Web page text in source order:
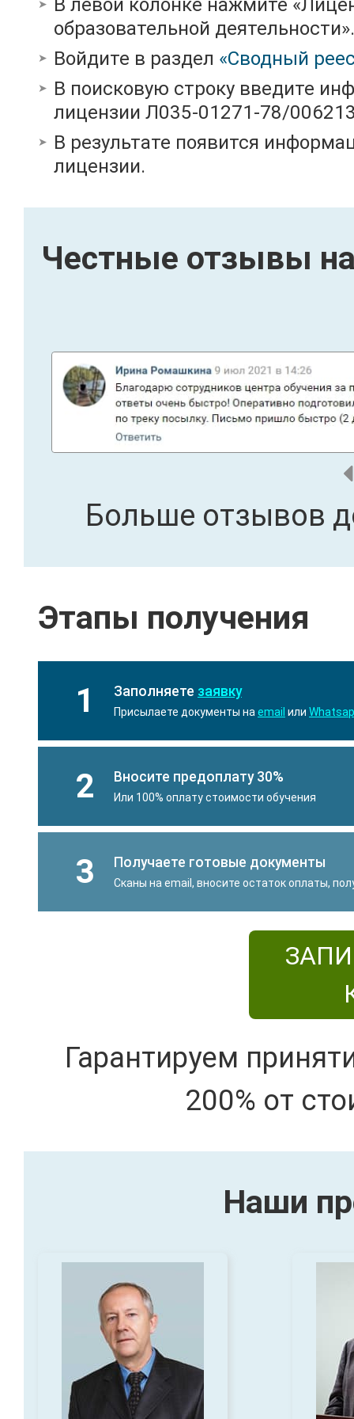
В левой колонке нажмите
образовательной деятельности».
Войдите в раздел «Сводный
В поисковую строку введите
лицензии Л035-01271-78/
В результате появится
лицензии.
Честные отзывы
Больше отзывов
Этапы получения
1 Заполняете заявку
Присылаете документы на email или
2 Вносите предоплату 30%
Или 100% оплату стоимости обучения
3 Получаете готовые документы
Сканы на email, вносите остаток оплаты,
Гарантируем
200% от
Наши